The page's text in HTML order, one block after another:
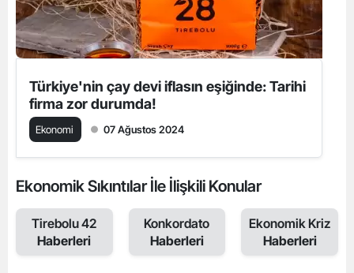
Türkiye'nin çay devi iflasın eşiğinde: Tarihi
firma zor durumda!
Ekonomi 07 Ağustos 2024
Ekonomik Sıkıntılar İle İlişkili Konular
Tirebolu 42
Haberleri
Konkordato
Haberleri
Ekonomik Kriz
Haberleri